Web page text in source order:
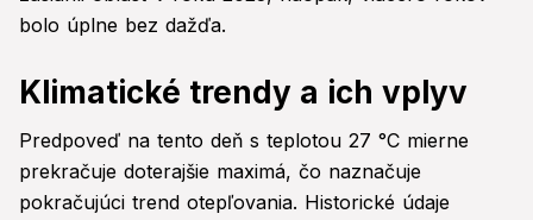
bolo úplne bez dažďa.
Klimatické trendy a ich vplyv
Predpoveď na tento deň s teplotou 27 °C mierne
prekračuje doterajšie maximá, čo naznačuje
pokračujúci trend otepľovania. Historické údaje